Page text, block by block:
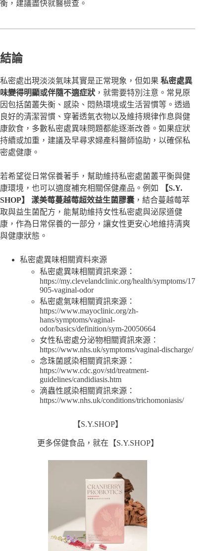
衡，建議盡快就醫檢查。
結論
私密處出現淡淡氣味其實是正常現象，但如果 私密處異
味變得明顯或伴隨不適症狀 ，就需要特別注意。常見原
因包括菌叢失衡、感染、悶熱環境或生活習慣等。透過
良好的清潔習慣、穿著透氣衣物以及維持規律作息與健
康飲食，多數私密處異味問題都能逐漸改善。如果症狀
持續或加重，建議及早尋求婦產科醫師協助，以確保私
密處健康。
若希望從日常保養著手，幫助維持私密處菌叢平衡與健
康環境，也可以適度補充相關保健產品。例如
【S.Y.
SHOP】 漾美莓蔓越莓超效益生菌膠囊 ，結合蔓越莓萃
取與益生菌配方，能幫助維持女性私密處與泌尿道健
康，作為日常保養的一部分，讓女性更安心地維持清爽
與健康狀態。
私密處異味相關資料來源
私密處異味相關資訊來源：
https://my.clevelandclinic.org/health/symptoms/17
905-vaginal-odor
私密處氣味相關資訊來源：
https://www.mayoclinic.org/zh-
hans/symptoms/vaginal-
odor/basics/definition/sym-20050664
女性私密處分泌物相關資訊來源：
https://www.nhs.uk/symptoms/vaginal-discharge/
念珠菌感染相關資訊來源：
https://www.cdc.gov/std/treatment-
guidelines/candidiasis.htm
滴蟲性感染相關資訊來源：
https://www.nhs.uk/conditions/trichomoniasis/
【S.Y.SHOP】
更多保健食品，就在【S.Y.SHOP】